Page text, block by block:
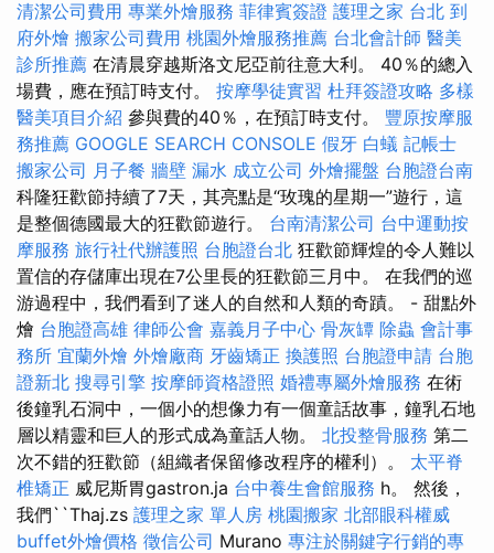
清潔公司費用 專業外燴服務 菲律賓簽證 護理之家 台北 到
府外燴 搬家公司費用 桃園外燴服務推薦 台北會計師 醫美
診所推薦 在清晨穿越斯洛文尼亞前往意大利。 40％的總入
場費，應在預訂時支付。 按摩學徒實習 杜拜簽證攻略 多樣
醫美項目介紹 參與費的40％，在預訂時支付。 豐原按摩服
務推薦 GOOGLE SEARCH CONSOLE 假牙 白蟻 記帳士
搬家公司 月子餐 牆壁 漏水 成立公司 外燴擺盤 台胞證台南
科隆狂歡節持續了7天，其亮點是“玫瑰的星期一”遊行，這
是整個德國最大的狂歡節遊行。 台南清潔公司 台中運動按
摩服務 旅行社代辦護照 台胞證台北 狂歡節輝煌的令人難以
置信的存儲庫出現在7公里長的狂歡節三月中。 在我們的巡
游過程中，我們看到了迷人的自然和人類的奇蹟。 - 甜點外
燴 台胞證高雄 律師公會 嘉義月子中心 骨灰罈 除蟲 會計事
務所 宜蘭外燴 外燴廠商 牙齒矯正 換護照 台胞證申請 台胞
證新北 搜尋引擎 按摩師資格證照 婚禮專屬外燴服務 在術
後鐘乳石洞中，一個小的想像力有一個童話故事，鐘乳石地
層以精靈和巨人的形式成為童話人物。 北投整骨服務 第二
次不錯的狂歡節（組織者保留修改程序的權利）。 太平脊
椎矯正 威尼斯胃gastron.ja 台中養生會館服務 h。 然後，
我們``Thaj.zs 護理之家 單人房 桃園搬家 北部眼科權威
buffet外燴價格 徵信公司 Murano 專注於關鍵字行銷的專